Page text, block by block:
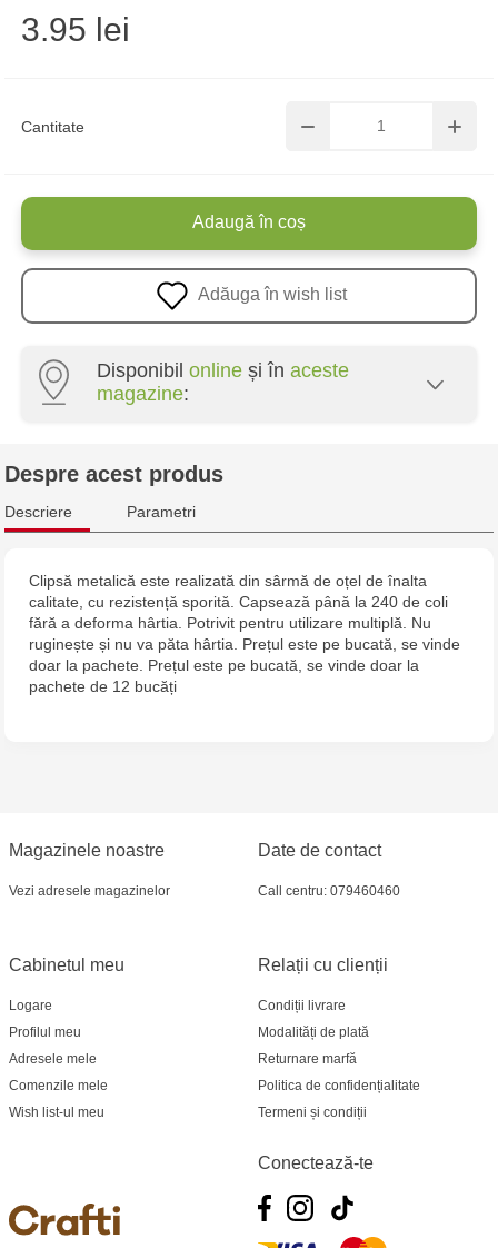
Cantitate
3.95 lei
Adaugă în coș
Adăuga în wish list
Disponibil online și în aceste
magazine:
Crafti Botanica - bd. Decebal, 139
Crafti Buiucani - str. Alba Iulia, 77/18
Crafti Ciocana - str. Alecu Russo, 61/6
Crafti Centru - bd. Ștefan cel Mare și Sfânt,
182
Crafti Ciocana - bd. Mircea cel Bătrân,17/3
Crafti Buiucani - str. Ion Creangă, 68/1
Crafti Căușeni- str. Mihai Eminescu, 6
Crafti Cahul - str. 31 August 1989, 13
Despre acest produs
Descriere Parametri
Clipsă metalică este realizată din sârmă de oțel de înalta
calitate, cu rezistență sporită. Capsează până la 240 de coli
fără a deforma hârtia. Potrivit pentru utilizare multiplă. Nu
ruginește și nu va păta hârtia. Prețul este pe bucată, se vinde
doar la pachete. Prețul este pe bucată, se vinde doar la
pachete de 12 bucăți
Magazinele noastre
Vezi adresele magazinelor
Relații cu clienții
Condiții livrare
Modalități de plată
Returnare marfă
Politica de confidențialitate
Termeni și condiții
Cabinetul meu
Logare
Profilul meu
Adresele mele
Comenzile mele
Wish list-ul meu
Date de contact
Call centru: 079460460
Conectează-te